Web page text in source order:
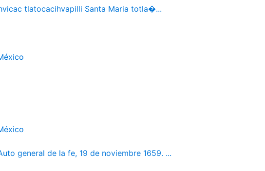
tlatocacihvapilli Santa Maria totla�...
general de la fe, 19 de noviembre 1659. ...